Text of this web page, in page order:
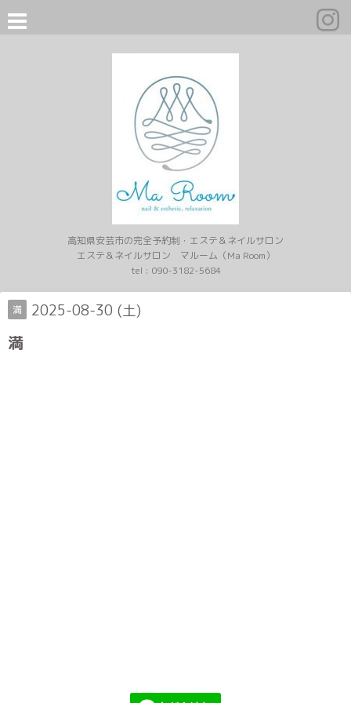
高知県安芸市の完全予約制・エステ＆ネイルサロン
エステ＆ネイルサロン マルーム（Ma Room）
tel : 090-3182-5684
満 2025-08-30 (土)
満